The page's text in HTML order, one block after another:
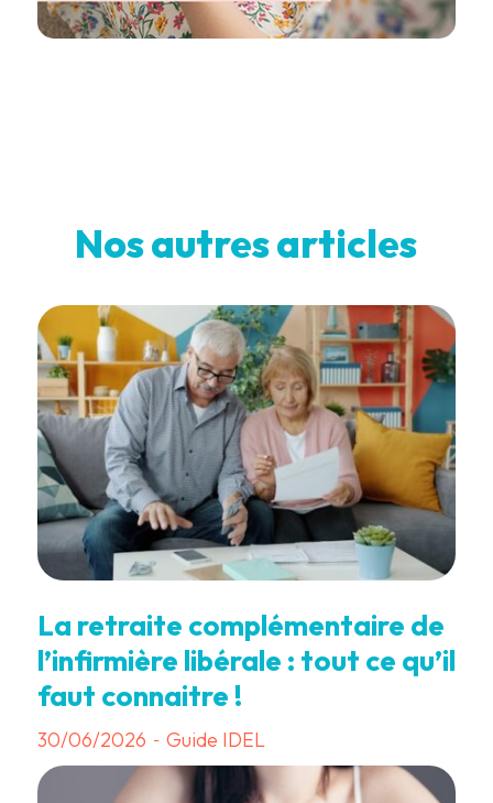
Nos autres articles
La retraite complémentaire de
l’infirmière libérale : tout ce qu’il
faut connaitre !
30/06/2026 - Guide IDEL